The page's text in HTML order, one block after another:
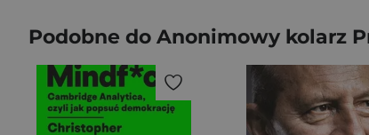
Podobne do Anonimowy kolarz